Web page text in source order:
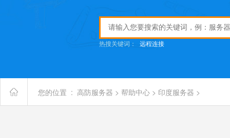
热搜关键词： 远程连接
您的位置 : 高防服务器 > 帮助中心 > 印度服务器 >